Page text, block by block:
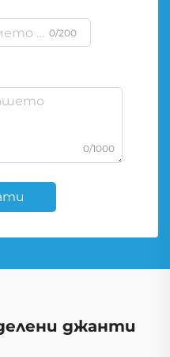
0/200
0/1000
джанти